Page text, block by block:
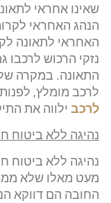
שאינו אחראי
הנהג האחראי
האחראי לתאונה
נזקי הרכוש לרכבו
התאונה. במקרה של
לרכב מומלץ,
לרכב ילווה את
נהיגה ללא ביטוח
נהיגה ללא ביטוח
מעט מאלו שלא
החובה הם דווקא